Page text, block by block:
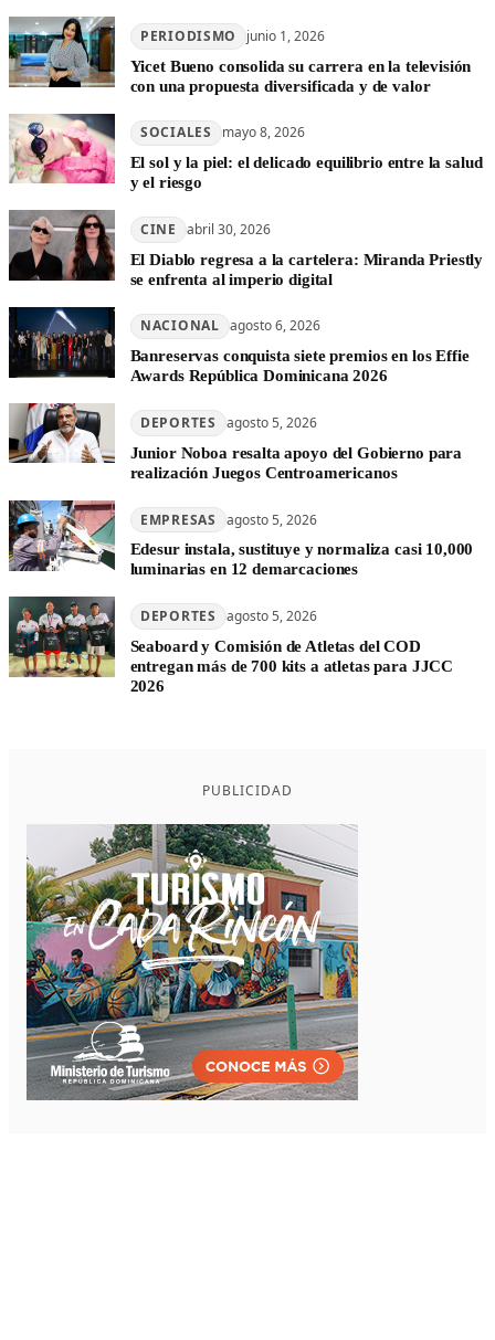
PERIODISMO junio 1, 2026
Yicet Bueno consolida su carrera en la televisión
con una propuesta diversificada y de valor
SOCIALES mayo 8, 2026
El sol y la piel: el delicado equilibrio entre la salud
y el riesgo
CINE abril 30, 2026
El Diablo regresa a la cartelera: Miranda Priestly
se enfrenta al imperio digital
NACIONAL agosto 6, 2026
Banreservas conquista siete premios en los Effie
Awards República Dominicana 2026
DEPORTES agosto 5, 2026
Junior Noboa resalta apoyo del Gobierno para
realización Juegos Centroamericanos
EMPRESAS agosto 5, 2026
Edesur instala, sustituye y normaliza casi 10,000
luminarias en 12 demarcaciones
DEPORTES agosto 5, 2026
Seaboard y Comisión de Atletas del COD
entregan más de 700 kits a atletas para JJCC
2026
PUBLICIDAD